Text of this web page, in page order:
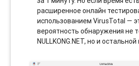
расширенное онлайн
использованием VirusTotal —
вероятность обнаружения не
NULLKONG.NET, но и